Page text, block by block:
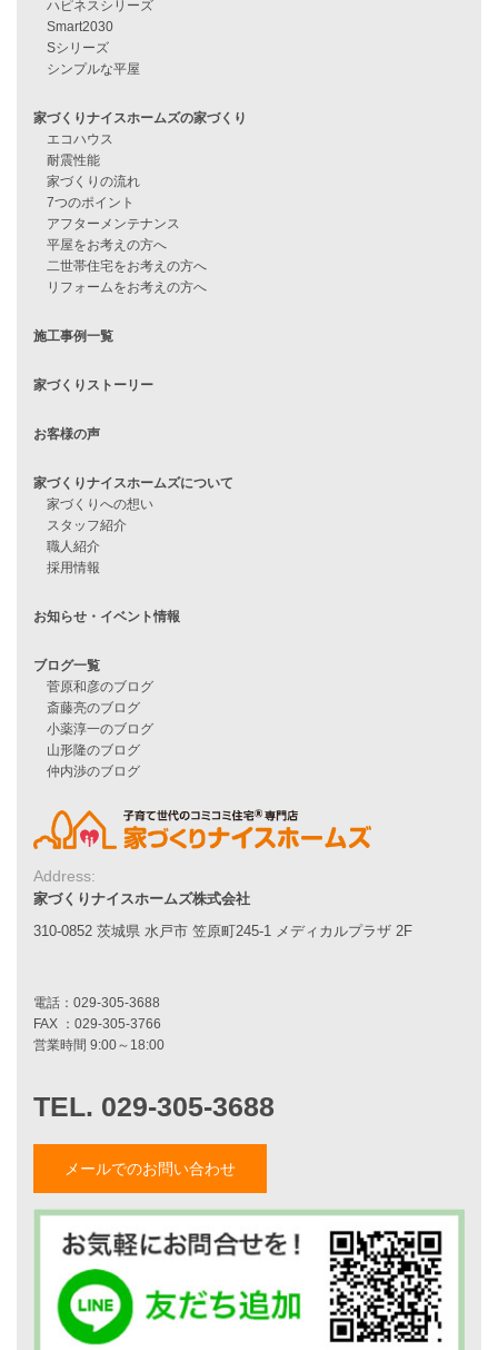
見学会情報
住宅ローン審査に落ちた方・
他社で無理だと言われた方へ
住宅ローンのよくある質問
月収25万円で家を建てる方法
Line Up
自由設計注文住宅
ハピネスシリーズ
Smart2030
Sシリーズ
シンプルな平屋
家づくりナイスホームズの家づくり
エコハウス
家づくりの流れ
7つのポイント
アフターメンテナンス
リフォームをお考えの方へ
施工事例一覧
家づくりストーリー
お客様の声
家づくりナイスホームズについて
家づくりへの想い
職人紹介
採用情報
Address:
家づくりナイスホームズ株式会社
310-0852 茨城県 水戸市 笠原町245-1 メディカルプラザ 2F
メールでのお問い合わせ